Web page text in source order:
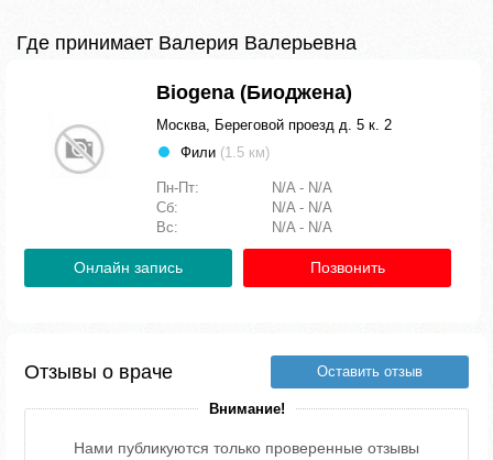
Где принимает Валерия Валерьевна
Biogena (Биоджена)
Москва, Береговой проезд д. 5 к. 2
Фили (1.5 км)
Пн-Пт:
N/A - N/A
Сб:
N/A - N/A
Вс:
N/A - N/A
Онлайн запись Позвонить
Отзывы о враче Оставить отзыв
Внимание!
Нами публикуются только проверенные отзывы